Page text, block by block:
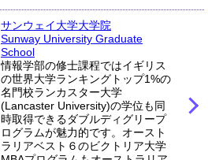
サンウェイ大学大学院
Sunway University Graduate
School
情報学部の修士課程ではイギリス
の世界大学ランキングトップ1%の
名門校ランカスター大学
(Lancaster University)の学位も同
時取得できるダブルディグリープ
ログラムが魅力的です。オースト
ラリアベスト６のビクトリア大学